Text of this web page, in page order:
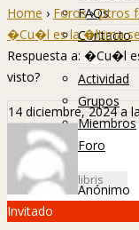
FAQs
Contacto
Hislibreños
Actividad
Grupos
Miembros
Foro
Home › Foros › Otros
�Cu�l es la �ltima
Respuesta a: �Cu�l
visto?
14 diciembre, 2024 a
Anónimo
Invitado